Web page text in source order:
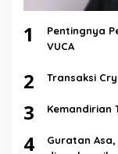
1
Pentingnya
VUCA
2 Transaksi
3 Kemandirian
4
Guratan